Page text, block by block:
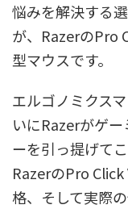
悩みを解決する
が、RazerのPro
型マウスです。
エルゴノミクス
いにRazerがゲ
ーを引っ提げて
RazerのPro
格、そして実際